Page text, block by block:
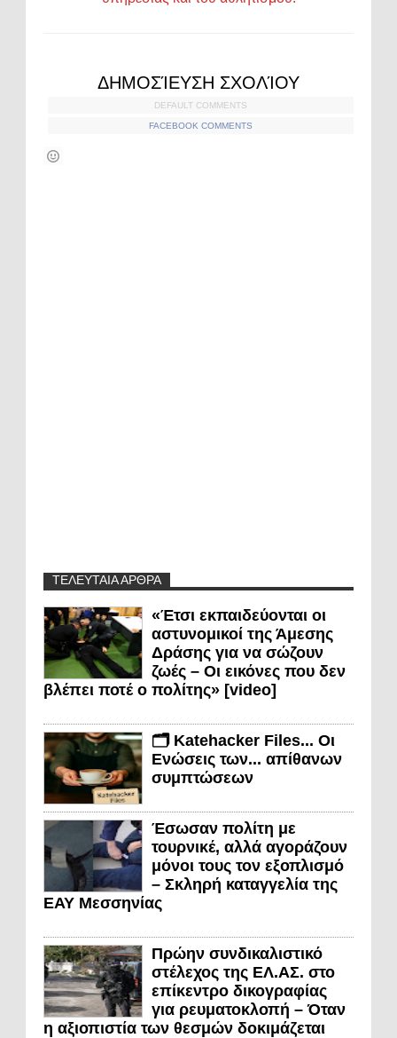
ΔΗΜΟΣΊΕΥΣΗ ΣΧΟΛΊΟΥ
DEFAULT COMMENTS
FACEBOOK COMMENTS
ΤΕΛΕΥΤΑΙΑ ΑΡΘΡΑ
«Έτσι εκπαιδεύονται οι
αστυνομικοί της Άμεσης
Δράσης για να σώζουν
ζωές – Οι εικόνες που δεν
βλέπει ποτέ ο πολίτης» [video]
🗂️ Katehacker Files... Οι
Ενώσεις των... απίθανων
συμπτώσεων
Έσωσαν πολίτη με
τουρνικέ, αλλά αγοράζουν
μόνοι τους τον εξοπλισμό
– Σκληρή καταγγελία της
ΕΑΥ Μεσσηνίας
Πρώην συνδικαλιστικό
στέλεχος της ΕΛ.ΑΣ. στο
επίκεντρο δικογραφίας
για ρευματοκλοπή – Όταν
η αξιοπιστία των θεσμών δοκιμάζεται